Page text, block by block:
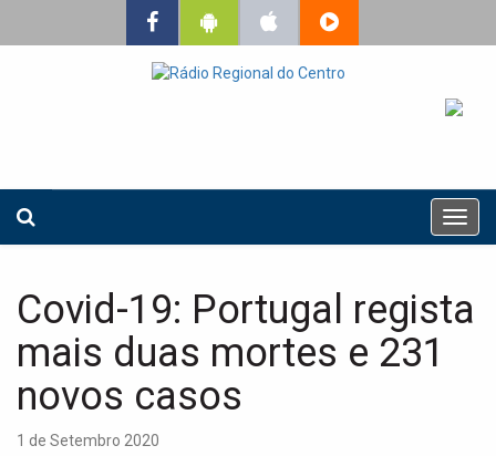
T
o
l
Covid-19: Portugal regista
mais duas mortes e 231
novos casos
1 de Setembro 2020